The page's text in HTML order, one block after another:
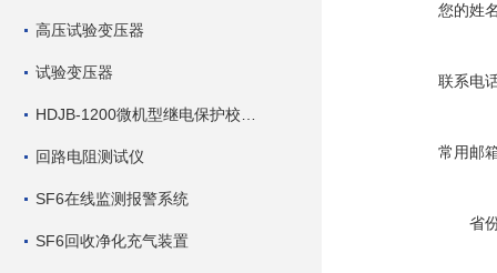
高压试验变压器
试验变压器
回路电阻测试仪
SF6在线监测报警系统
SF6回收净化充气装置
您的姓
联系电
常用邮
省